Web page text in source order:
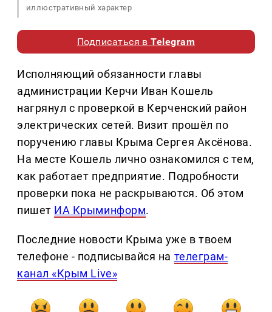
иллюстративный характер
Подписаться вTelegram
Исполняющий обязанности главы
администрации Керчи Иван Кошель
нагрянул с проверкой в Керченский район
электрических сетей. Визит прошёл по
поручению главы Крыма Сергея Аксёнова.
На месте Кошель лично ознакомился с тем,
как работает предприятие. Подробности
проверки пока не раскрываются. Об этом
пишет ИА Крыминформ.
Последние новости Крыма уже в твоем
телефоне - подписывайся на телеграм-
канал «Крым Live»